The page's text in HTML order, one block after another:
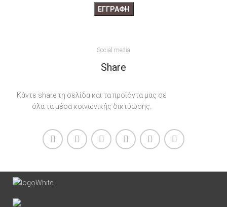
Social media
Share
Κάντε share τη σελίδα και τα προϊόντα μας σε
όλα τα μέσα κοινωνικής δικτύωσης.